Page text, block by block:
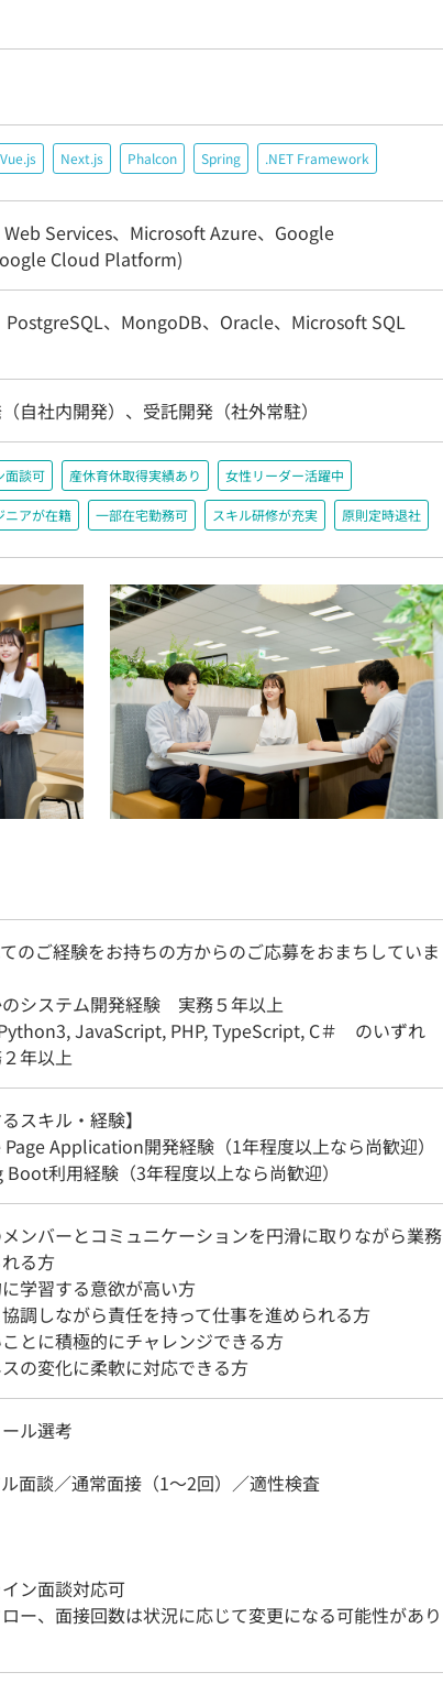
Vue.js Next.js Phalcon Spring .NET Framework
Services、Microsoft Azure、Google
Cloud Platform)
PostgreSQL、MongoDB、Oracle、Microsoft SQL
自社内開発）、受託開発（社外常駐）
面談可 産休育休取得実績あり 女性リーダー活躍中
ニアが在籍 一部在宅勤務可 スキル研修が充実 原則定時退社
のご経験をお持ちの方からのご応募をおまちしていま
のシステム開発経験 実務５年以上
JavaScript, PHP, TypeScript, C＃ のいずれ
年以上
るスキル・経験】
Page Application開発経験（1年程度以上なら尚歓迎）
Boot利用経験（3年程度以上なら尚歓迎）
メンバーとコミュニケーションを円滑に取りながら業務
る方
に学習する意欲が高い方
協調しながら責任を持って仕事を進められる方
ことに積極的にチャレンジできる方
スの変化に柔軟に対応できる方
ル選考
面談／通常面接（1～2回）／適性検査
ン面談対応可
ー、面接回数は状況に応じて変更になる可能性があり